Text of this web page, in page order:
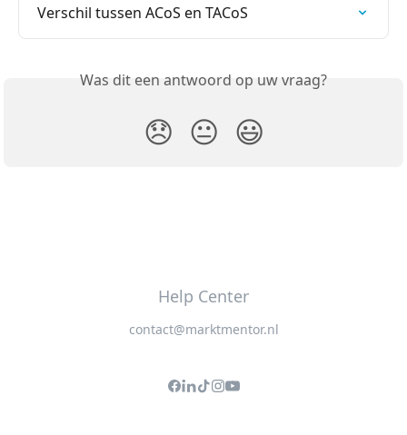
Verschil tussen ACoS en TACoS
Was dit een antwoord op uw vraag?
😞 😐 😃
Help Center
contact@marktmentor.nl